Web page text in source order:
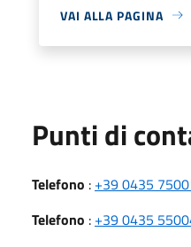
VAI ALLA PAGINA
Punti di
Telefono : +39 0435
Telefono : +39 0435